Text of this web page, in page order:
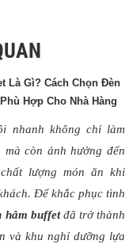
Là Gì? Cách Chọn Đèn
Hợp Cho Nhà Hàng
nhanh không chỉ làm
mà còn ảnh hưởng đến
lượng món ăn khi
Để khắc phục tình
hâm buffet đã trở thành
và khu nghỉ dưỡng lựa